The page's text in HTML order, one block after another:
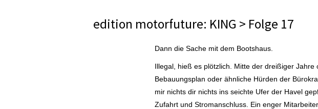
edition motorfuture: KING > Folge 17
Dann die Sache mit dem Bootshaus.
Illegal, hieß es plötzlich. Mitte der dreißiger Jahre
Bebauungsplan oder ähnliche Hürden der
mir nichts dir nichts ins seichte Ufer der Havel
Zufahrt und Stromanschluss. Ein enger